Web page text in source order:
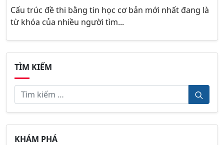
Cấu trúc đề thi bằng tin học cơ bản mới nhất đang là
từ khóa của nhiều người tìm...
TÌM KIẾM
KHÁM PHÁ